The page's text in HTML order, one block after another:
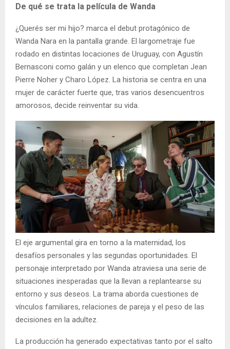
De qué se trata la película de Wanda
¿Querés ser mi hijo? marca el debut protagónico de
Wanda Nara en la pantalla grande. El largometraje fue
rodado en distintas locaciones de Uruguay, con Agustín
Bernasconi como galán y un elenco que completan Jean
Pierre Noher y Charo López. La historia se centra en una
mujer de carácter fuerte que, tras varios desencuentros
amorosos, decide reinventar su vida.
El eje argumental gira en torno a la maternidad, los
desafíos personales y las segundas oportunidades. El
personaje interpretado por Wanda atraviesa una serie de
situaciones inesperadas que la llevan a replantearse su
entorno y sus deseos. La trama aborda cuestiones de
vínculos familiares, relaciones de pareja y el peso de las
decisiones en la adultez.
La producción ha generado expectativas tanto por el salto